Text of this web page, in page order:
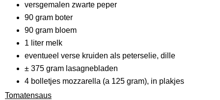
versgemalen zwarte peper
90 gram boter
90 gram bloem
1 liter melk
eventueel verse kruiden als peterselie, dille
± 375 gram lasagnebladen
4 bolletjes mozzarella (a 125 gram), in plakjes
Tomatensaus